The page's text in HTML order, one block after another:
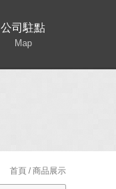
公司駐點
Map
首頁 / 商品展示